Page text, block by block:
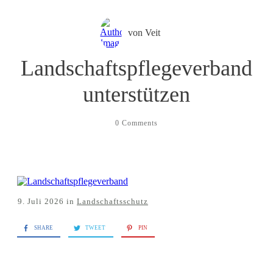
vonVeit
Landschaftspflegeverband
unterstützen
0 Comments
9. Juli 2026 in Landschaftsschutz
SHARE TWEET PIN